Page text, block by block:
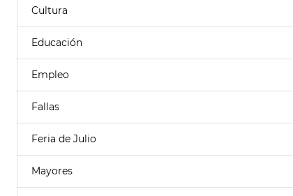
Cultura
Educación
Empleo
Fallas
Feria de Julio
Mayores